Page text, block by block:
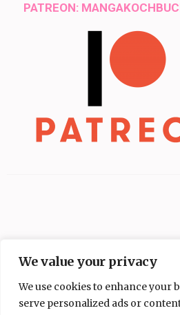
We value your privacy
We use cookies to enhance your
serve personalized ads or
PATREON:
Diese Website benutzt Cookies.
nutzt, gehen wir von deinem